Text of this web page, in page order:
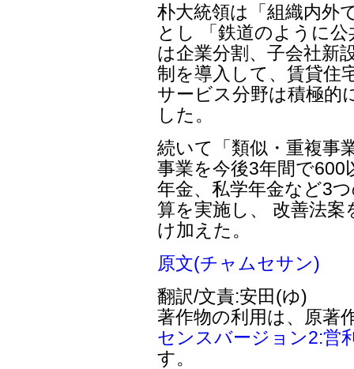
朴大統領は「組織内外
とし 「鉄道のように
は企業分割、子会社新
制を導入して、賃貸住
サービス分野は積極的
した。
続いて「類似・重複事
事業を今後3年間で600
年金、私学年金など3
算を実施し、 改善法
け加えた。
原文(チャムセサン)
翻訳/文責:安田(ゆ)
著作物の利用は、原著
センスバージョン2:営
す。